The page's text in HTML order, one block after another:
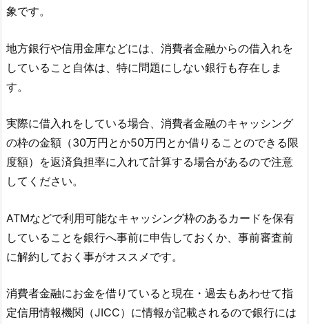
象です。
地方銀行や信用金庫などには、消費者金融からの借入れを
していること自体は、特に問題にしない銀行も存在しま
す。
実際に借入れをしている場合、消費者金融のキャッシング
の枠の金額（30万円とか50万円とか借りることのできる限
度額）を返済負担率に入れて計算する場合があるので注意
してください。
ATMなどで利用可能なキャッシング枠のあるカードを保有
していることを銀行へ事前に申告しておくか、事前審査前
に解約しておく事がオススメです。
消費者金融にお金を借りていると現在・過去もあわせて指
定信用情報機関（JICC）に情報が記載されるので銀行には